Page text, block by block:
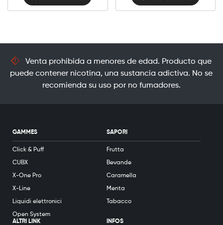
Venta prohibida a menores de edad. Producto que
puede contener nicotina, una sustancia adictiva. No se
recomienda su uso por no fumadores.
GAMMES
Click & Puff
CUBX
X-One Pro
X-Line
Liquidi elettronici
Open System
SAPORI
Frutta
Bevande
Caramella
Menta
Tabacco
ALTRI LINK INFOS